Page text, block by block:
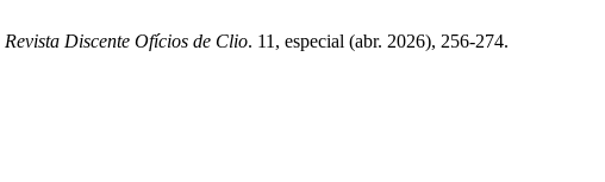
Revista Discente Ofícios de Clio. 11, especial (abr. 2026), 256-274.